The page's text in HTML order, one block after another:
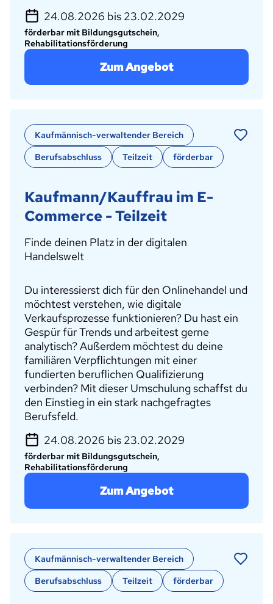
24.08.2026 bis 23.02.2029
förderbar mit Bildungsgutschein,
Rehabilitationsförderung
Zum Angebot
Kaufmännisch-verwaltender Bereich
Berufsabschluss
Teilzeit förderbar
Kaufmann/Kauffrau im E-
Commerce - Teilzeit
Finde deinen Platz in der digitalen
Handelswelt
Du interessierst dich für den Onlinehandel und
möchtest verstehen, wie digitale
Verkaufsprozesse funktionieren? Du hast ein
Gespür für Trends und arbeitest gerne
analytisch? Außerdem möchtest du deine
familiären Verpflichtungen mit einer
fundierten beruflichen Qualifizierung
verbinden? Mit dieser Umschulung schaffst du
den Einstieg in ein stark nachgefragtes
Berufsfeld.
24.08.2026 bis 23.02.2029
förderbar mit Bildungsgutschein,
Rehabilitationsförderung
Zum Angebot
Kaufmännisch-verwaltender Bereich
Berufsabschluss
Teilzeit förderbar